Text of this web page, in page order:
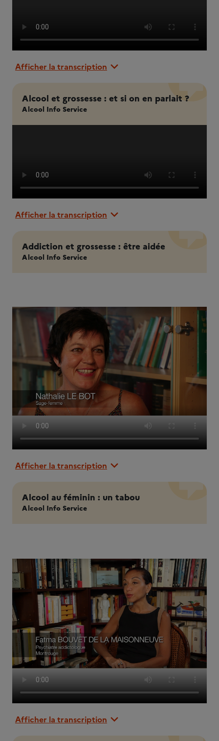
Afficher la transcription
Alcool et grossesse : et si on en parlait ?
Alcool Info Service
Afficher la transcription
Addiction et grossesse : être aidée
Alcool Info Service
Afficher la transcription
Alcool au féminin : un tabou
Alcool Info Service
Afficher la transcription